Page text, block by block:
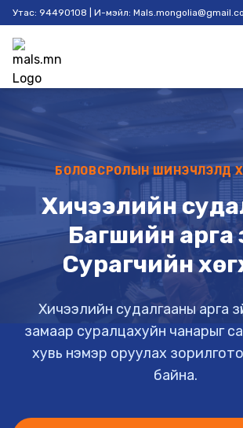
Утас: 94490108 | И-мэйл:
БОЛОВСРОЛЫН ШИНЭЧЛЭЛД
Хичээлийн
Багшийн арга
Сурагчийн
Хичээлийн судалгааны арга
замаар суралцахуйн чанарыг
хувь нэмэр оруулах
байна.